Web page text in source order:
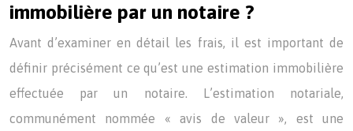
immobilière par un notaire ?
Avant d’examiner en détail les frais, il est important de
définir précisément ce qu’est une estimation immobilière
effectuée par un notaire. L’estimation notariale,
communément nommée « avis de valeur », est une